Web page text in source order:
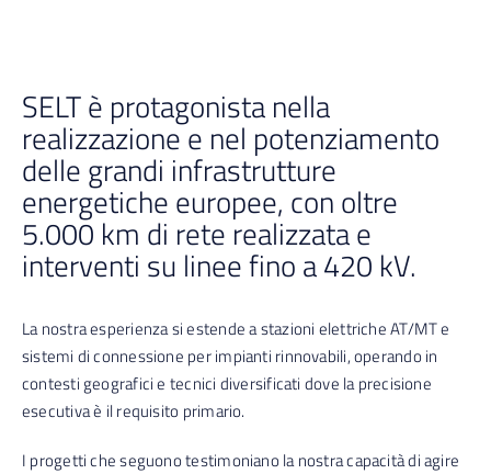
SELT è protagonista nella
realizzazione e nel potenziamento
delle grandi infrastrutture
energetiche europee, con oltre
5.000 km di rete realizzata e
interventi su linee fino a 420 kV.
La nostra esperienza si estende a stazioni elettriche AT/MT e
sistemi di connessione per impianti rinnovabili, operando in
contesti geografici e tecnici diversificati dove la precisione
esecutiva è il requisito primario.
I progetti che seguono testimoniano la nostra capacità di agire